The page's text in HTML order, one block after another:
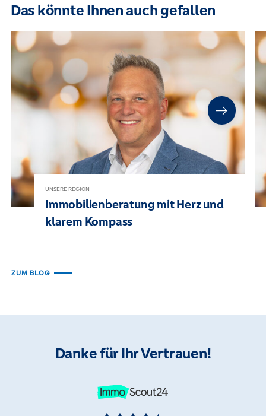
Das könnte Ihnen auch gefallen
UNSERE REGION
Immobilienberatung mit Herz und
klarem Kompass
ZUM BLOG
Danke für Ihr Vertrauen!